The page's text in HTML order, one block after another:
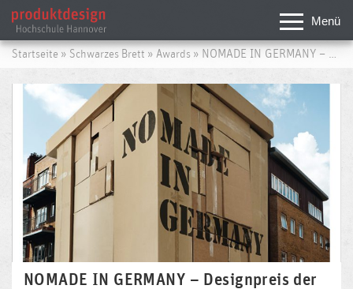
Menü
Startseite » Schwarzes Brett » Awards » NOMADE IN GERMANY – Designpreis der IKEA Stiftung 2017
NOMADE IN GERMANY – Designpreis der